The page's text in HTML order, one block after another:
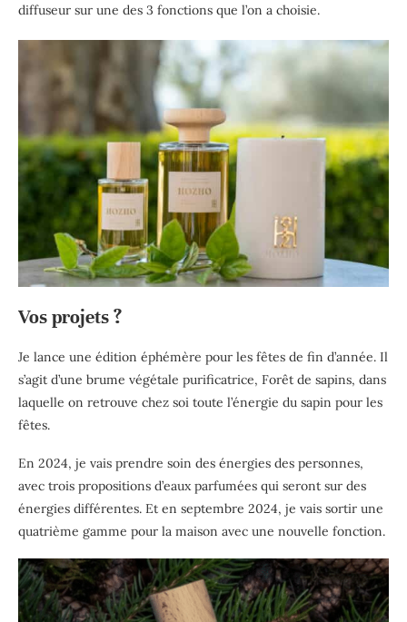
diffuseur sur une des 3 fonctions que l’on a choisie.
Vos projets ?
Je lance une édition éphémère pour les fêtes de fin d’année. Il
s’agit d’une brume végétale purificatrice, Forêt de sapins, dans
laquelle on retrouve chez soi toute l’énergie du sapin pour les
fêtes.
En 2024, je vais prendre soin des énergies des personnes,
avec trois propositions d’eaux parfumées qui seront sur des
énergies différentes. Et en septembre 2024, je vais sortir une
quatrième gamme pour la maison avec une nouvelle fonction.